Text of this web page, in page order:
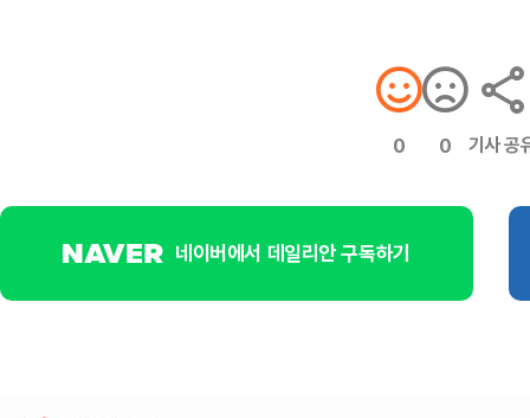
0 0 기사 공
네이버에서 데일리안 구독하기